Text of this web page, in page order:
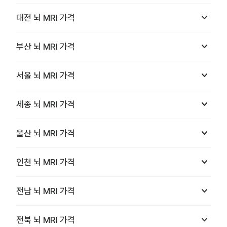
대전 뇌 MRI 가격 keyboard_arrow_down
부산 뇌 MRI 가격 keyboard_arrow_down
서울 뇌 MRI 가격 keyboard_arrow_down
세종 뇌 MRI 가격 keyboard_arrow_down
울산 뇌 MRI 가격 keyboard_arrow_down
인천 뇌 MRI 가격 keyboard_arrow_down
전남 뇌 MRI 가격 keyboard_arrow_down
전북 뇌 MRI 가격 keyboard_arrow_down